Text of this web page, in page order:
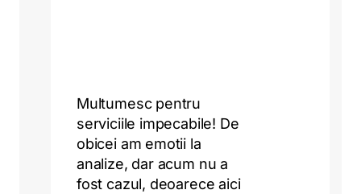
Multumesc pentru
serviciile impecabile! De
obicei am emotii la
analize, dar acum nu a
fost cazul, deoarece aici